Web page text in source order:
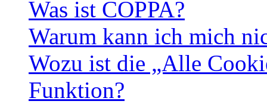
Was ist COPPA?
Warum kann ich mich
Wozu ist die „Alle
Funktion?